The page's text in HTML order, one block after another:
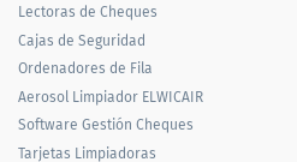
Lectoras de Cheques
Cajas de Seguridad
Ordenadores de Fila
Aerosol Limpiador ELWICAIR
Software Gestión Cheques
Tarjetas Limpiadoras